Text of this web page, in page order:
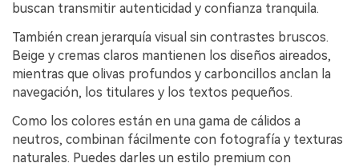
buscan transmitir autenticidad y confianza tranquila.
También crean jerarquía visual sin contrastes bruscos.
Beige y cremas claros mantienen los diseños aireados,
mientras que olivas profundos y carboncillos anclan la
navegación, los titulares y los textos pequeños.
Como los colores están en una gama de cálidos a
neutros, combinan fácilmente con fotografía y texturas
naturales. Puedes darles un estilo premium con